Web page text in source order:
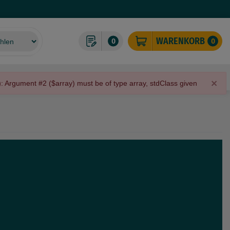
×
Argument #2 ($array) must be of type array, stdClass given
0 WARENKORB 0